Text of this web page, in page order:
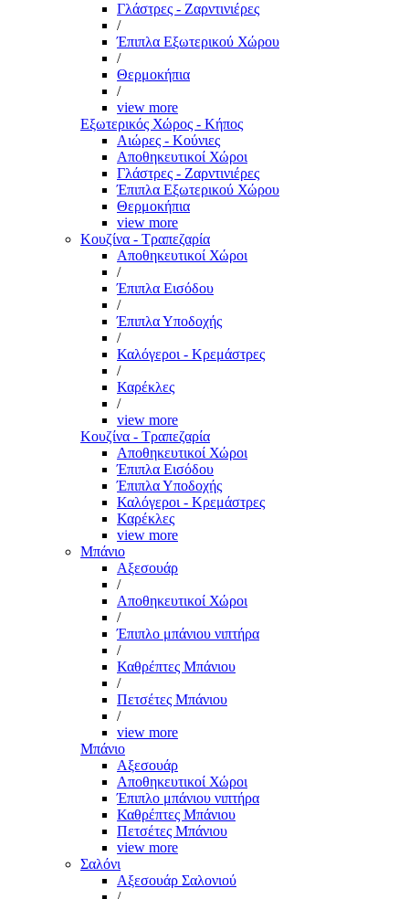
Γλάστρες - Ζαρντινιέρες
/
Έπιπλα Εξωτερικού Χώρου
/
Θερμοκήπια
/
view more
Εξωτερικός Χώρος - Κήπος
Αιώρες - Κούνιες
Αποθηκευτικοί Χώροι
Γλάστρες - Ζαρντινιέρες
Έπιπλα Εξωτερικού Χώρου
Θερμοκήπια
view more
Κουζίνα - Τραπεζαρία
Αποθηκευτικοί Χώροι
/
Έπιπλα Εισόδου
/
Έπιπλα Υποδοχής
/
Καλόγεροι - Κρεμάστρες
/
Καρέκλες
/
view more
Κουζίνα - Τραπεζαρία
Αποθηκευτικοί Χώροι
Έπιπλα Εισόδου
Έπιπλα Υποδοχής
Καλόγεροι - Κρεμάστρες
Καρέκλες
view more
Μπάνιο
Αξεσουάρ
/
Αποθηκευτικοί Χώροι
/
Έπιπλο μπάνιου νιπτήρα
/
Καθρέπτες Μπάνιου
/
Πετσέτες Μπάνιου
/
view more
Μπάνιο
Αξεσουάρ
Αποθηκευτικοί Χώροι
Έπιπλο μπάνιου νιπτήρα
Καθρέπτες Μπάνιου
Πετσέτες Μπάνιου
view more
Σαλόνι
Αξεσουάρ Σαλονιού